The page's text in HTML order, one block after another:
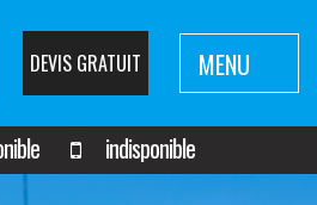
DEVIS GRATUIT MENU
indisponible